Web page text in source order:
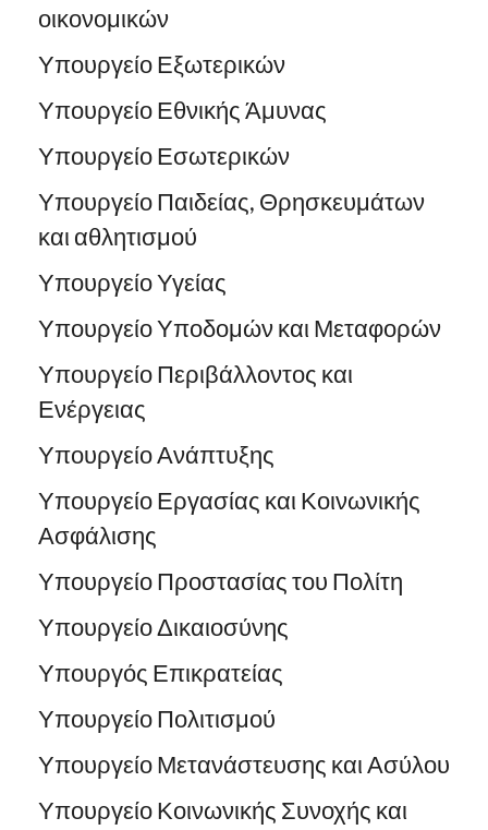
οικονομικών
Υπουργείο Εξωτερικών
Υπουργείο Εθνικής Άμυνας
Υπουργείο Εσωτερικών
Υπουργείο Παιδείας, Θρησκευμάτων
και αθλητισμού
Υπουργείο Υγείας
Υπουργείο Υποδομών και Μεταφορών
Υπουργείο Περιβάλλοντος και
Ενέργειας
Υπουργείο Ανάπτυξης
Υπουργείο Εργασίας και Κοινωνικής
Ασφάλισης
Υπουργείο Προστασίας του Πολίτη
Υπουργείο Δικαιοσύνης
Υπουργός Επικρατείας
Υπουργείο Πολιτισμού
Υπουργείο Μετανάστευσης και Ασύλου
Υπουργείο Κοινωνικής Συνοχής και